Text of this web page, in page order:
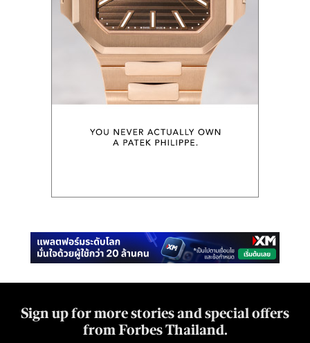
Sign up for more stories and special offers
from Forbes Thailand.